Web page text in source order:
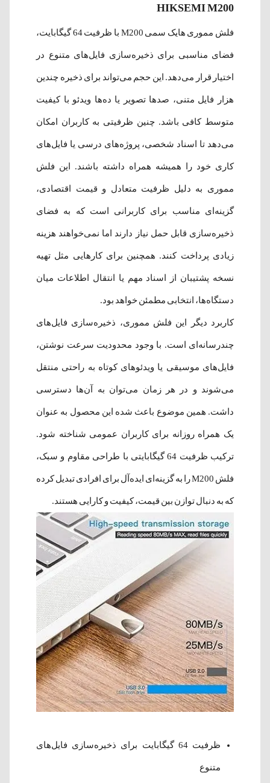
HIKSEMI M200
فلش مموری هایک سمی M200 با ظرفیت 64 گیگابایت،
فضای مناسبی برای ذخیره‌سازی فایل‌های متنوع در
اختیار قرار می‌دهد. این حجم می‌تواند برای ذخیره چندین
هزار فایل متنی، صدها تصویر یا ده‌ها ویدئو با کیفیت
متوسط کافی باشد. چنین ظرفیتی به کاربران امکان
می‌دهد تا اسناد شخصی، پروژه‌های درسی یا فایل‌های
کاری خود را همیشه همراه داشته باشند. این فلش
مموری به دلیل ظرفیت متعادل و قیمت اقتصادی،
گزینه‌ای مناسب برای کاربرانی است که به فضای
ذخیره‌سازی قابل حمل نیاز دارند اما نمی‌خواهند هزینه
زیادی پرداخت کنند. همچنین برای کارهایی مثل تهیه
نسخه پشتیبان از اسناد مهم یا انتقال اطلاعات میان
دستگاه‌ها، انتخابی مطمئن خواهد بود.
کاربرد دیگر این فلش مموری، ذخیره‌سازی فایل‌های
چندرسانه‌ای است. با وجود محدودیت سرعت نوشتن،
فایل‌های موسیقی یا ویدئوهای کوتاه به راحتی منتقل
می‌شوند و در هر زمان می‌توان به آن‌ها دسترسی
داشت. همین موضوع باعث شده این محصول به عنوان
یک همراه روزانه برای کاربران عمومی شناخته شود.
ترکیب ظرفیت 64 گیگابایتی با طراحی مقاوم و سبک،
فلش M200 را به گزینه‌ای ایده‌آل برای افرادی تبدیل کرده
که به دنبال توازن بین قیمت، کیفیت و کارایی هستند.
ظرفیت 64 گیگابایت برای ذخیره‌سازی فایل‌های
متنوع